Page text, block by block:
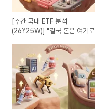
[주간 국내 ETF 분석
(26Y25W)] "결국 돈은 여기로